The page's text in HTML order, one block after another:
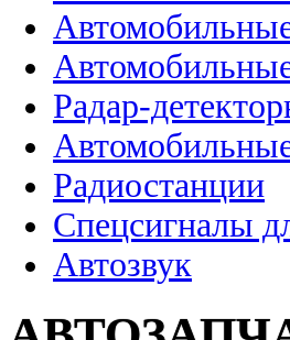
Радар-
Радиостанции
Спецсигналы
Автозвук